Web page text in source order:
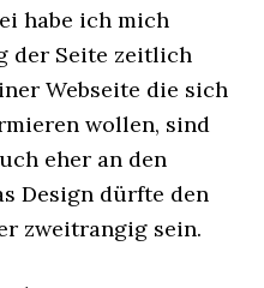
habe ich mich
der Seite zeitlich
Webseite die sich
wollen, sind
eher an den
Design dürfte den
zweitrangig sein.